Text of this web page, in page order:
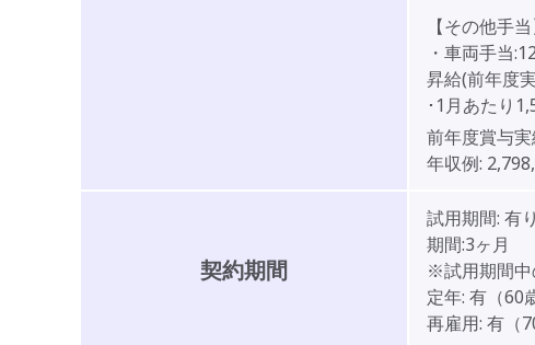
【その他手当
・車両手当
昇給(前年度
･1月あたり
前年度賞与実
年収例:
契約期間
試用期間: 有り
期間:3ヶ月
※試用期間中
定年: 有（60
再雇用: 有（